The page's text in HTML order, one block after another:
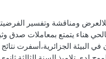
ومناقشة وتفسير
هناء يتمتع بمعاملات صدق
في البيئة الجزائرية،أسفرت